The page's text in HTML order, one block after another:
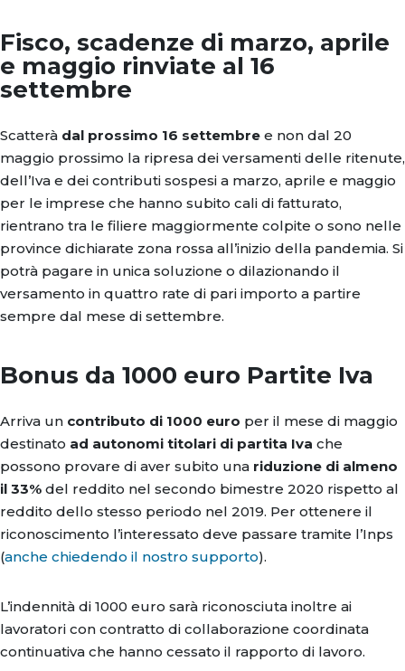
Fisco, scadenze di marzo, aprile
e maggio rinviate al 16
settembre
Scatterà dal prossimo 16 settembre e non dal 20
maggio prossimo la ripresa dei versamenti delle ritenute,
dell’Iva e dei contributi sospesi a marzo, aprile e maggio
per le imprese che hanno subito cali di fatturato,
rientrano tra le filiere maggiormente colpite o sono nelle
province dichiarate zona rossa all’inizio della pandemia. Si
potrà pagare in unica soluzione o dilazionando il
versamento in quattro rate di pari importo a partire
sempre dal mese di settembre.
Bonus da 1000 euro Partite Iva
Arriva un contributo di 1000 euro per il mese di maggio
destinato ad autonomi titolari di partita Iva che
possono provare di aver subito una riduzione di almeno
il 33% del reddito nel secondo bimestre 2020 rispetto al
reddito dello stesso periodo nel 2019. Per ottenere il
riconoscimento l’interessato deve passare tramite l’Inps
(anche chiedendo il nostro supporto).
L’indennità di 1000 euro sarà riconosciuta inoltre ai
lavoratori con contratto di collaborazione coordinata
continuativa che hanno cessato il rapporto di lavoro.